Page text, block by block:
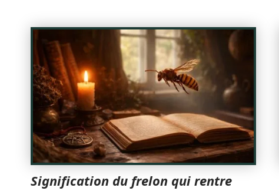
Signification du frelon qui rentre